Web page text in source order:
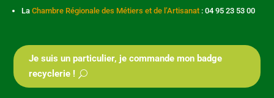
LaChambre Régionale des Métiers et de l’Artisanat : 04 95 23 53 00
Je suis un particulier, je commande mon badge
recyclerie !